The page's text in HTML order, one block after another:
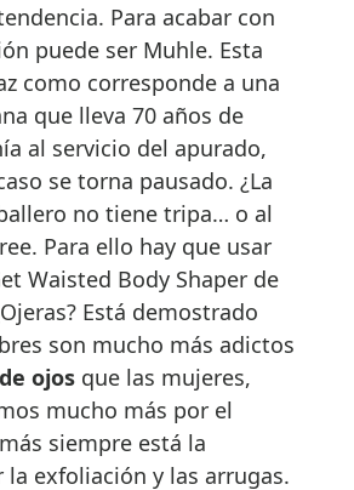
Para acabar con
puede ser Muhle. Esta
como corresponde a una
que lleva 70 años de
al servicio del apurado,
se torna pausado. ¿La
no tiene tripa… o al
Para ello hay que usar
Waisted Body Shaper de
Está demostrado
son mucho más adictos
ojos que las mujeres,
mucho más por el
siempre está la
la exfoliación y las arrugas.